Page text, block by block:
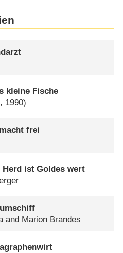
kleine Fische
1990)
frei
Herd ist Goldes wert
and Marion Brandes